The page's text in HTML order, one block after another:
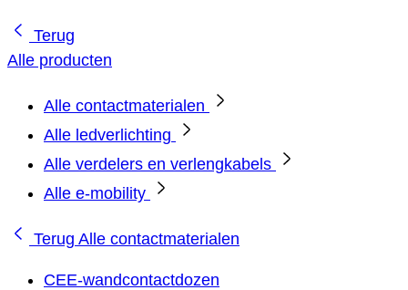
Terug
Alle producten
Alle contactmaterialen
Alle ledverlichting
Alle verdelers en verlengkabels
Alle e-mobility
Terug Alle contactmaterialen
CEE-wandcontactdozen